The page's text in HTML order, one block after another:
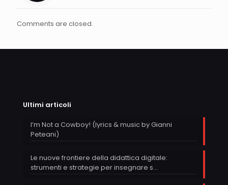
Comments are closed.
Ultimi articoli
I’m Not a Cowboy! (lyrics & music by Gianni
Peteani)
Le nuove frontiere della didattica digitale:
strumenti e strategie per insegnare s…